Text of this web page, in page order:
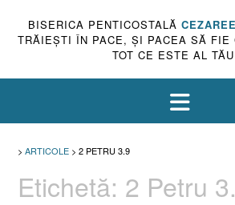
BISERICA PENTICOSTALĂ
TRĂIEŞTI ÎN PACE, ŞI PACEA SĂ FIE
TOT CE ESTE AL
> ARTICOLE > 2 PETRU 3.9
Etichetă: 2 Petru